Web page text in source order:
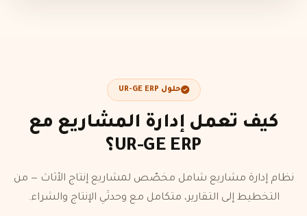
حلول UR-GE ERP
كيف تعمل إدارة المشاريع مع
UR-GE ERP؟
نظام إدارة مشاريع شامل مخصّص لمشاريع إنتاج الأثاث — من
التخطيط إلى التقارير، متكامل مع وحدتَي الإنتاج والشراء.